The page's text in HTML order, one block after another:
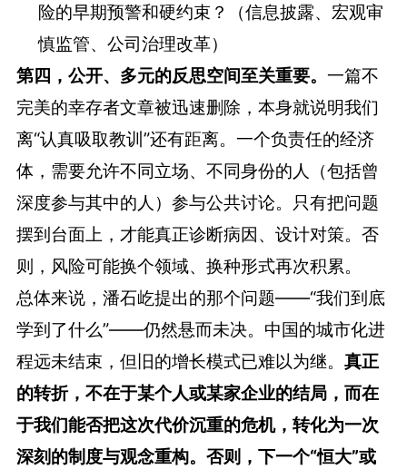
险的早期预警和硬约束？（信息披露、宏观审
慎监管、公司治理改革）
第四，公开、多元的反思空间至关重要。 一篇不
完美的幸存者文章被迅速删除，本身就说明我们
离“认真吸取教训”还有距离。一个负责任的经济
体，需要允许不同立场、不同身份的人（包括曾
深度参与其中的人）参与公共讨论。只有把问题
摆到台面上，才能真正诊断病因、设计对策。否
则，风险可能换个领域、换种形式再次积累。
总体来说，潘石屹提出的那个问题——“我们到底
学到了什么”——仍然悬而未决。中国的城市化进
程远未结束，但旧的增长模式已难以为继。 真正
的转折，不在于某个人或某家企业的结局，而在
于我们能否把这次代价沉重的危机，转化为一次
深刻的制度与观念重构。否则，下一个“恒大”或